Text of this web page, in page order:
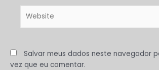
Salvar meus dados neste navegador
vez que eu comentar.